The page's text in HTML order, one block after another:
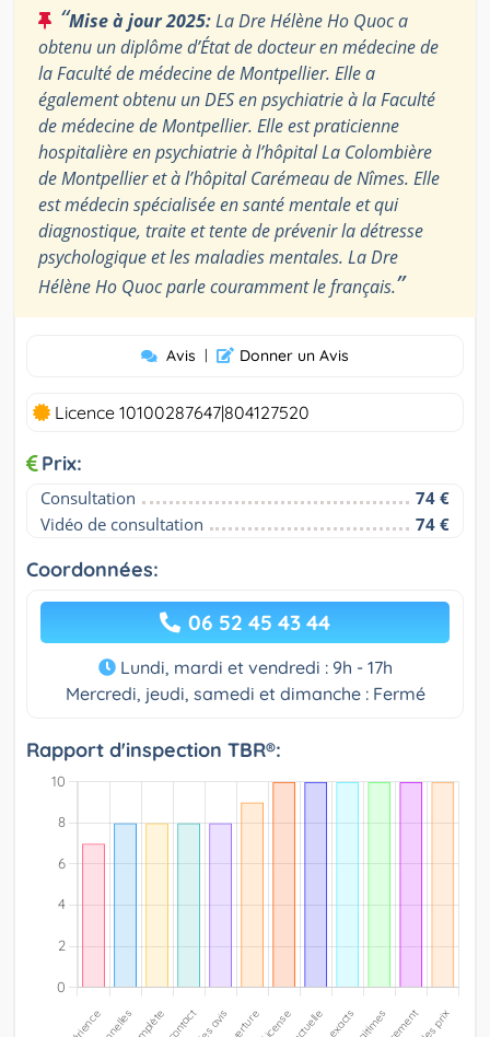
“Mise à jour 2025:La Dre Hélène Ho Quoc a
obtenu un diplôme d’État de docteur en médecine de
la Faculté de médecine de Montpellier. Elle a
également obtenu un DES en psychiatrie à la Faculté
de médecine de Montpellier. Elle est praticienne
hospitalière en psychiatrie à l’hôpital La Colombière
de Montpellier et à l’hôpital Carémeau de Nîmes. Elle
est médecin spécialisée en santé mentale et qui
diagnostique, traite et tente de prévenir la détresse
psychologique et les maladies mentales. La Dre
Hélène Ho Quoc parle couramment le français.”
Avis | Donner un Avis
Licence 10100287647|804127520
Prix:
Consultation
74 €
Vidéo de consultation
74 €
Coordonnées:
06 52 45 43 44
Lundi, mardi et vendredi : 9h - 17h
Mercredi, jeudi, samedi et dimanche : Fermé
Rapport d'inspection TBR®: